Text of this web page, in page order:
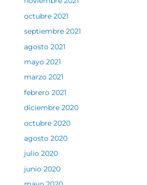
octubre 2021
septiembre 2021
agosto 2021
mayo 2021
marzo 2021
febrero 2021
diciembre 2020
octubre 2020
agosto 2020
julio 2020
junio 2020